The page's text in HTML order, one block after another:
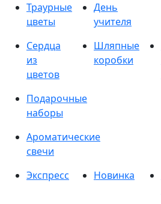
Траурные
цветы
День
учителя
Сердца
из
цветов
Шляпные
коробки
Подарочные
наборы
Ароматические
свечи
Экспресс
Новинка